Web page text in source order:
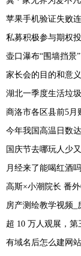
私募积极参与期权
壶口瀑布“围墙挡景
家长会的目的和意
商洛市各区县前5月
今年我国高温日数
国庆节去哪玩人少
月经来了能喝红酒
高斯×小潮院长 番
房产测绘教学视频_
超 10 万人观展，
有域名后怎么建网